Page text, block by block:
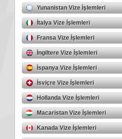
Yunanistan Vize İşlemleri
İtalya Vize İşlemleri
Fransa Vize İşlemleri
İngiltere Vize İşlemleri
İspanya Vize İşlemleri
İsviçre Vize İşlemleri
Hollanda Vize İşlemleri
Macaristan Vize İşlemleri
Kanada Vize İşlemleri